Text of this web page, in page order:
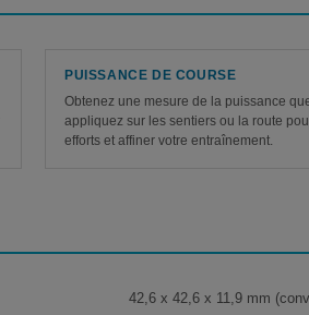
PUISSANCE DE COURSE
Obtenez une mesure de la puissance
appliquez sur les sentiers ou la route
efforts et affiner votre entraînement.
42,6 x 42,6 x 11,9 mm